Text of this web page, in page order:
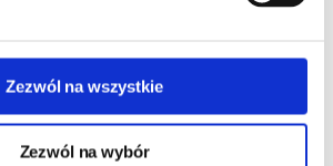
Zezwól na wszystkie
Zezwól na wybór